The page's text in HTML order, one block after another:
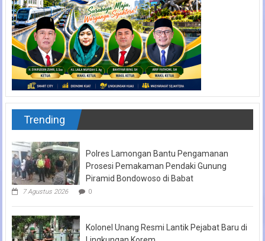
Trending
Polres Lamongan Bantu Pengamanan
Prosesi Pemakaman Pendaki Gunung
Piramid Bondowoso di Babat
7 Agustus 2026 0
Kolonel Unang Resmi Lantik Pejabat Baru di